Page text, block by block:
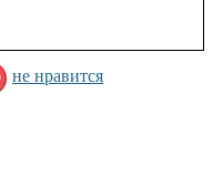
не нравится